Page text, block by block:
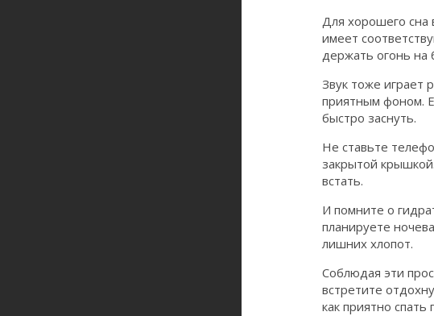
Для хорошего сна
имеет
держать огонь на
Звук тоже играет
приятным фоном.
быстро заснуть.
Не ставьте
закрытой
встать.
И помните о
планируете
лишних хлопот.
Соблюдая эти
встретите
как приятно спать